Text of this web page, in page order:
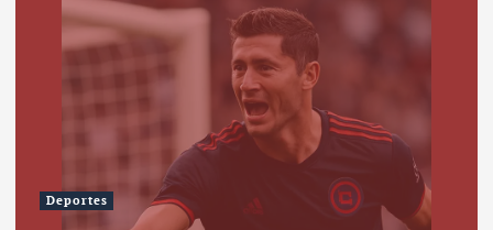
Deportes